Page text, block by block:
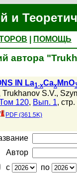
и
ПОМОЩЬ
автора
IN La1-xCax MnO
Trukhanov S.V.,
120, Вып. 1,
PDF (361.5K)
Автор
с
по